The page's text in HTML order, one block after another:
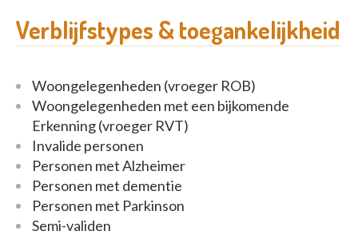
Verblijfstypes & toegankelijkheid
Woongelegenheden (vroeger ROB)
Woongelegenheden met een bijkomende
Erkenning (vroeger RVT)
Invalide personen
Personen met Alzheimer
Personen met dementie
Personen met Parkinson
Semi-validen